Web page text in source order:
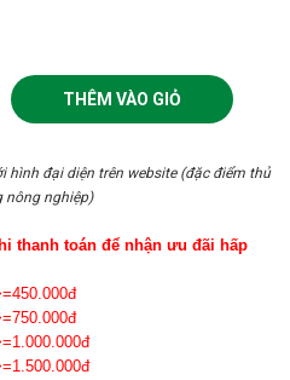
THÊM VÀO GIỎ
hình đại diện trên website (đặc điểm thủ
nông nghiệp)
thanh toán để nhận ưu đãi hấp